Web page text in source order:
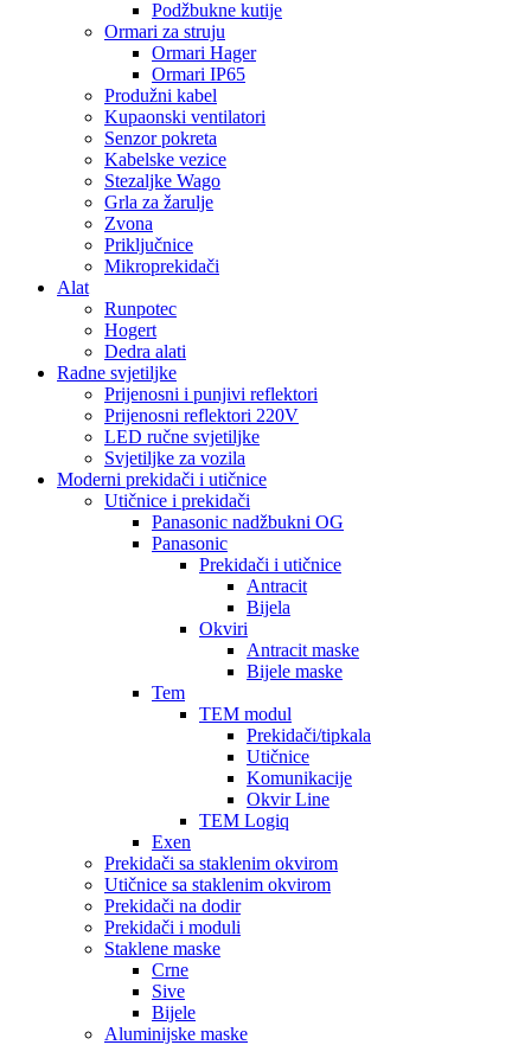
Podžbukne kutije
Ormari za struju
Ormari Hager
Ormari IP65
Produžni kabel
Kupaonski ventilatori
Senzor pokreta
Kabelske vezice
Stezaljke Wago
Grla za žarulje
Zvona
Priključnice
Mikroprekidači
Alat
Runpotec
Hogert
Dedra alati
Radne svjetiljke
Prijenosni i punjivi reflektori
Prijenosni reflektori 220V
LED ručne svjetiljke
Svjetiljke za vozila
Moderni prekidači i utičnice
Utičnice i prekidači
Panasonic nadžbukni OG
Panasonic
Prekidači i utičnice
Antracit
Bijela
Okviri
Antracit maske
Bijele maske
Tem
TEM modul
Prekidači/tipkala
Utičnice
Komunikacije
Okvir Line
TEM Logiq
Exen
Prekidači sa staklenim okvirom
Utičnice sa staklenim okvirom
Prekidači na dodir
Prekidači i moduli
Staklene maske
Crne
Sive
Bijele
Aluminijske maske